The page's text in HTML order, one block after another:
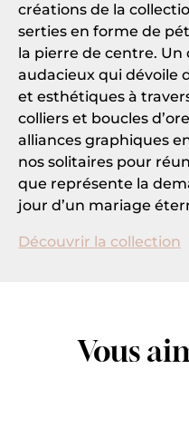
créations de la
serties en forme de
la pierre de centre.
audacieux qui dévoile
et esthétiques à
colliers et boucles
alliances graphiques
nos solitaires pour
que représente la
jour d’un mariage
Découvrir la collection
Vous